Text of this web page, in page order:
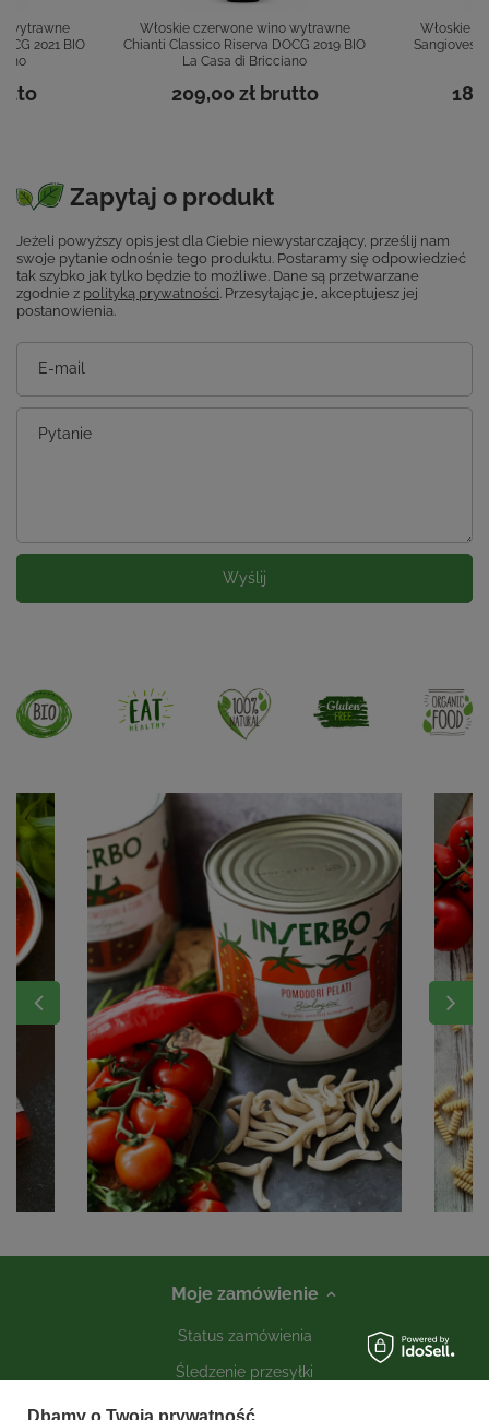
wytrawne
2021 BIO
Włoskie czerwone wino wytrawne
Chianti Classico Riserva DOCG 2019 BIO
La Casa di Bricciano
209,00 złbrutto
Włoskie
Sangiovese
Zapytaj o produkt
Jeżeli powyższy opis jest dla Ciebie niewystarczający, prześlij nam
swoje pytanie odnośnie tego produktu. Postaramy się odpowiedzieć
tak szybko jak tylko będzie to możliwe. Dane są przetwarzane
zgodnie z polityką prywatności . Przesyłając je, akceptujesz jej
postanowienia.
E-mail
Pytanie
Wyślij
Moje zamówienie
Status zamówienia
Śledzenie przesyłki
Kontakt
Dbamy o Twoją prywatność